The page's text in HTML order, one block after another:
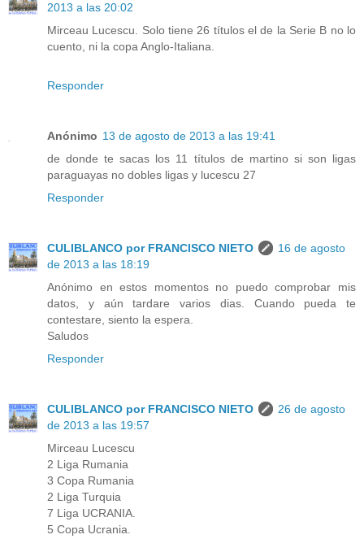
2013 a las 20:02
Mirceau Lucescu. Solo tiene 26 títulos el de la Serie B no lo
cuento, ni la copa Anglo-Italiana.
Responder
Anónimo 13 de agosto de 2013 a las 19:41
de donde te sacas los 11 títulos de martino si son ligas
paraguayas no dobles ligas y lucescu 27
Responder
CULIBLANCO por FRANCISCO NIETO
16 de agosto
de 2013 a las 18:19
Anónimo en estos momentos no puedo comprobar mis
datos, y aún tardare varios dias. Cuando pueda te
contestare, siento la espera.
Saludos
Responder
CULIBLANCO por FRANCISCO NIETO
26 de agosto
de 2013 a las 19:57
Mirceau Lucescu
2 Liga Rumania
3 Copa Rumania
2 Liga Turquia
7 Liga UCRANIA.
5 Copa Ucrania.